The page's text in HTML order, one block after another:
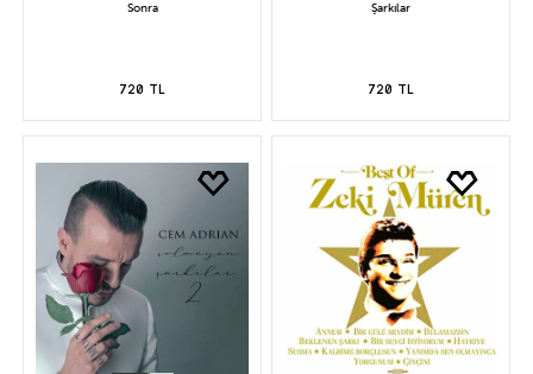
Sonra
720 TL
Şarkılar
720 TL